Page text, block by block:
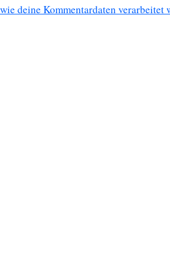
wie deine Kommentardaten verarbeitet